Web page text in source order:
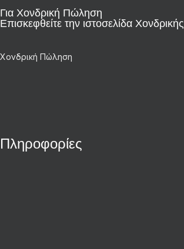
Για Χονδρική Πώληση
Επισκεφθείτε την ιστοσελίδα Χονδρικής
Χονδρική Πώληση
Πληροφορίες